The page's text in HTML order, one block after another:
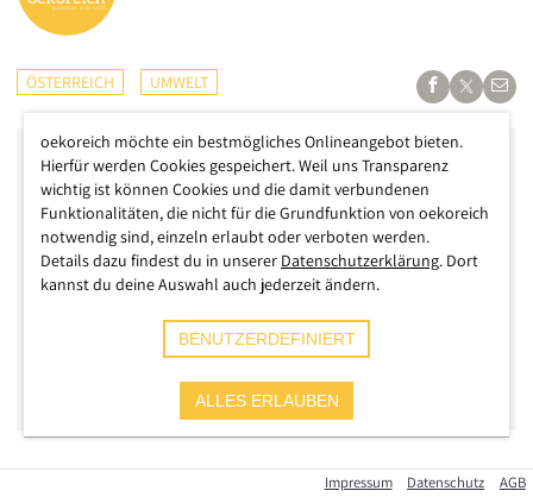
ÖSTERREICH UMWELT
Einer der großen Gewinner der Corona-Pandemie heißt wohl
Impressum Datenschutz AGB
oekoreich möchte ein bestmögliches Onlineangebot bieten.
Hierfür werden Cookies gespeichert. Weil uns Transparenz
wichtig ist können Cookies und die damit verbundenen
Funktionalitäten, die nicht für die Grundfunktion von oekoreich
notwendig sind, einzeln erlaubt oder verboten werden.
Details dazu findest du in unserer Datenschutzerklärung. Dort
kannst du deine Auswahl auch jederzeit ändern.
BENUTZERDEFINIERT
ALLES ERLAUBEN